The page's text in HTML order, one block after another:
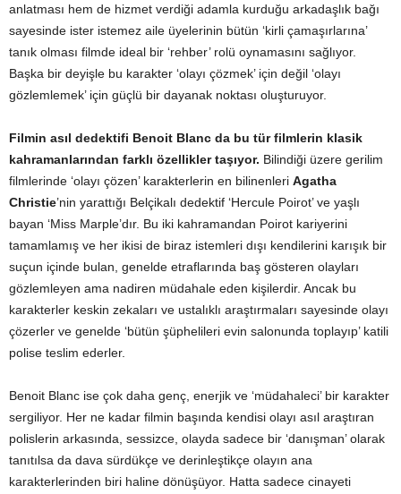
anlatması hem de hizmet verdiği adamla kurduğu arkadaşlık bağı
sayesinde ister istemez aile üyelerinin bütün ‘kirli çamaşırlarına’
tanık olması filmde ideal bir ‘rehber’ rolü oynamasını sağlıyor.
Başka bir deyişle bu karakter ‘olayı çözmek’ için değil ‘olayı
gözlemlemek’ için güçlü bir dayanak noktası oluşturuyor.
Filmin asıl dedektifi Benoit Blanc da bu tür filmlerin klasik
kahramanlarından farklı özellikler taşıyor. Bilindiği üzere gerilim
filmlerinde ‘olayı çözen’ karakterlerin en bilinenleri Agatha
Christie’nin yarattığı Belçikalı dedektif ‘Hercule Poirot’ ve yaşlı
bayan ‘Miss Marple’dır. Bu iki kahramandan Poirot kariyerini
tamamlamış ve her ikisi de biraz istemleri dışı kendilerini karışık bir
suçun içinde bulan, genelde etraflarında baş gösteren olayları
gözlemleyen ama nadiren müdahale eden kişilerdir. Ancak bu
karakterler keskin zekaları ve ustalıklı araştırmaları sayesinde olayı
çözerler ve genelde ‘bütün şüphelileri evin salonunda toplayıp’ katili
polise teslim ederler.
Benoit Blanc ise çok daha genç, enerjik ve ‘müdahaleci’ bir karakter
sergiliyor. Her ne kadar filmin başında kendisi olayı asıl araştıran
polislerin arkasında, sessizce, olayda sadece bir ‘danışman’ olarak
tanıtılsa da dava sürdükçe ve derinleştikçe olayın ana
karakterlerinden biri haline dönüşüyor. Hatta sadece cinayeti